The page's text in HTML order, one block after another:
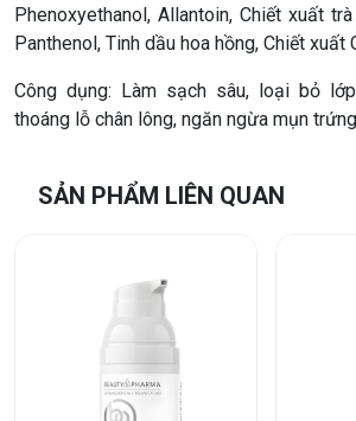
Phenoxyethanol, Allantoin, Chiết xuất
Panthenol, Tinh dầu hoa hồng, Chiết xuất
Công dụng: Làm sạch sâu, loại bỏ
thoáng lỗ chân lông, ngăn ngừa mụn
SẢN PHẨM LIÊN QUAN